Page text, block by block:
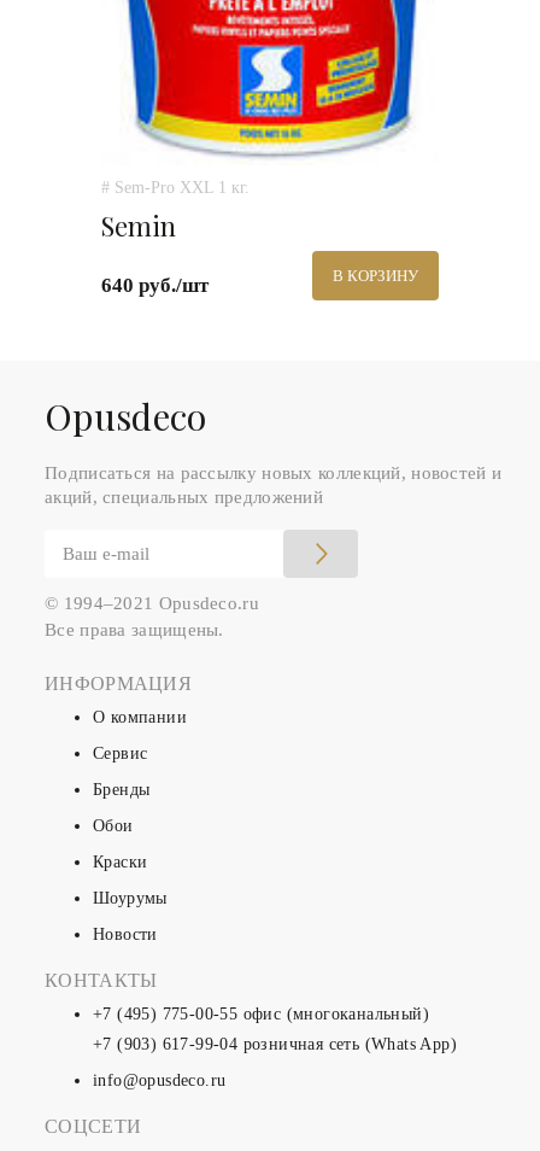
# Sem-Pro XXL 1 кг.
Semin
640 руб./шт В КОРЗИНУ
Оpusdeco
Подписаться на рассылку новых коллекций, новостей и
акций, специальных предложений
© 1994–2021 Opusdeco.ru
Все права защищены.
ИНФОРМАЦИЯ
О компании
Сервис
Бренды
Обои
Краски
Шоурумы
Новости
КОНТАКТЫ
+7 (495) 775-00-55 офис (многоканальный)
+7 (903) 617-99-04 розничная сеть (Whats App)
info@opusdeco.ru
СОЦСЕТИ